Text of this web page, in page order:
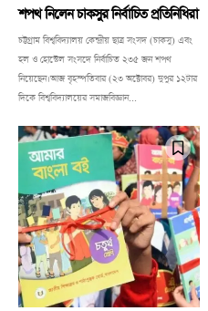
শপথ নিলেন চাকসুর নির্বাচিত প্রতিনিধিরা
চট্টগ্রাম বিশ্ববিদ্যালয় কেন্দ্রীয় ছাত্র সংসদ (চাকসু) এবং
হল ও হোস্টেল সংসদে নির্বাচিত ২৩৫ জন শপথ
নিয়েছেন।আজ বৃহস্পতিবার (২৩ অক্টোবর) দুপুর ১২টার
দিকে বিশ্ববিদ্যালয়ের সমাজবিজ্ঞান...